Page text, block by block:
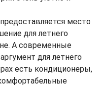
место
для летнего
А современные
для летнего
есть кондиционеры,